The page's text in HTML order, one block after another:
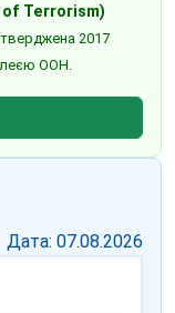
Terrorism)
2017
ООН.
Дата: 07.08.2026